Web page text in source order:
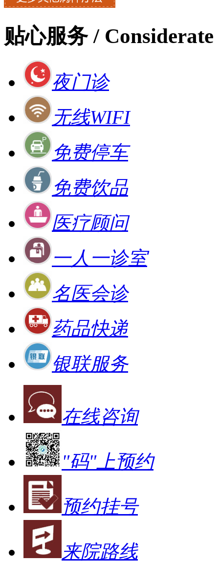
贴心服务 / Considerate
夜门诊
无线WIFI
免费停车
免费饮品
医疗顾问
一人一诊室
名医会诊
药品快递
银联服务
在线咨询
"码"上预约
预约挂号
来院路线